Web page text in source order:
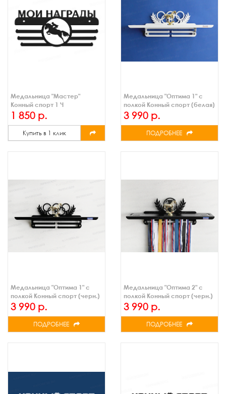
Медальница "Мастер"
Конный спорт 1 Ч
1 850 р.
Купить в 1 клик
Медальница "Оптима 1" с
полкой Конный спорт (белая)
3 990 р.
ПОДРОБНЕЕ
Медальница "Оптима 1" с
полкой Конный спорт (черн.)
3 990 р.
ПОДРОБНЕЕ
Медальница "Оптима 2" с
полкой Конный спорт (черн.)
3 990 р.
ПОДРОБНЕЕ